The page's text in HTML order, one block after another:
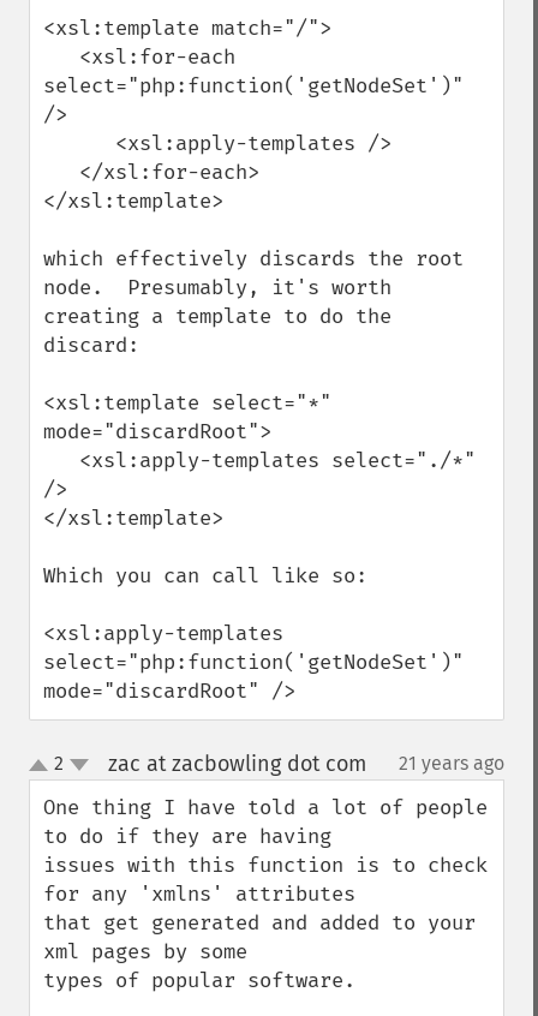
<xsl:template match="/">
select="php:function('getNodeSet')"
/>
</xsl:template>
which effectively discards the root
node.  Presumably, it's worth
creating a template to do the
discard:
<xsl:template select="*"
mode="discardRoot">
/>
</xsl:template>
Which you can call like so:
<xsl:apply-templates
select="php:function('getNodeSet')"
mode="discardRoot" />
up
down
2 zac at zacbowling dot com 21 years ago
One thing I have told a lot of people
to do if they are having
issues with this function is to check
for any 'xmlns' attributes
that get generated and added to your
xml pages by some
types of popular software.